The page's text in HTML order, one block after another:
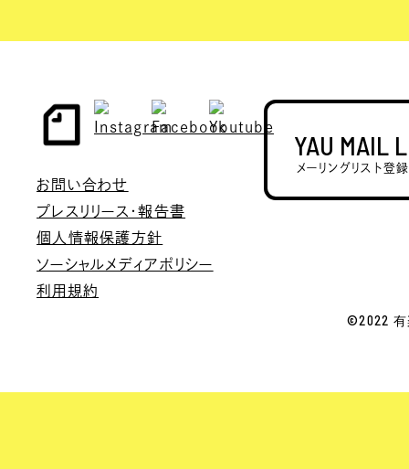
YAU MAIL
メーリングリスト登
お問い合わせ
プレスリリース・報告書
個人情報保護方針
ソーシャルメディアポリシー
利用規約
©2022 有